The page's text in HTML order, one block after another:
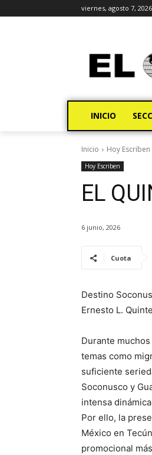
viernes, agosto 7, 2026
INICIO
Inicio Hoy Escriben
Hoy Escriben
EL
6 junio, 2026
Cuota
Destino
Ernesto L.
Durante
temas como
suficiente
Soconusco y
intensa
Por ello, la
México en
promocional